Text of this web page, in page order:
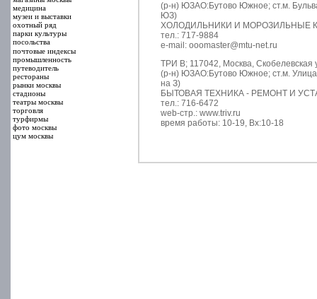
медицина
музеи и выставки
охотный ряд
парки культуры
посольства
почтовые индексы
промышленность
путеводитель
рестораны
рынки москвы
стадионы
театры москвы
торговля
турфирмы
фото москвы
цум москвы
(р-н) ЮЗАО:Бутово Южное; ст.м.
ЮЗ)
ХОЛОДИЛЬНИКИ И МОРОЗИЛЬНЫЕ
тел.: 717-9884
e-mail: ooomaster@mtu-net.ru
ТРИ В; 117042, Москва, Скобелевская
(р-н) ЮЗАО:Бутово Южное; ст.м.
на З)
БЫТОВАЯ ТЕХНИКА - РЕМОНТ И
тел.: 716-6472
web-стр.: www.triv.ru
время работы: 10-19, Вх:10-18